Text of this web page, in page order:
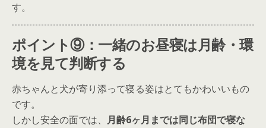
す。
ポイント⑨：一緒のお昼寝は月齢・環
境を見て判断する
赤ちゃんと犬が寄り添って寝る姿はとてもかわいいもの
です。
しかし安全の面では、 月齢6ヶ月までは同じ布団で寝な